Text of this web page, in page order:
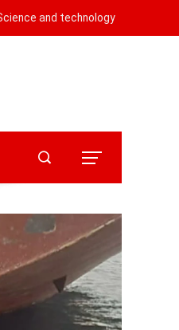
and technology